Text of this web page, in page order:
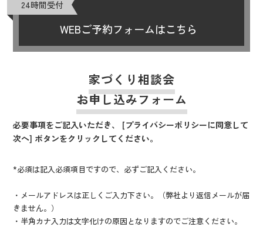
24時間受付
WEBご予約フォームはこちら
家づくり相談会
お申し込みフォーム
必要事項をご記入いただき、 [プライバシーポリシーに同意して
次へ] ボタンをクリックしてください。
*必須は記入必須項目ですので、必ずご記入ください。
・メールアドレスは正しくご入力下さい。（弊社より返信メールが届
きません。）
・半角カナ入力は文字化けの原因となりますのでご注意ください。